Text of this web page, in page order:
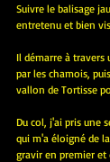
Suivre le balisage
entretenu et bien
Il démarre à
par les chamois,
vallon de Tortisse
Du col, j'ai pris une
qui m'a éloigné de
gravir en premier et